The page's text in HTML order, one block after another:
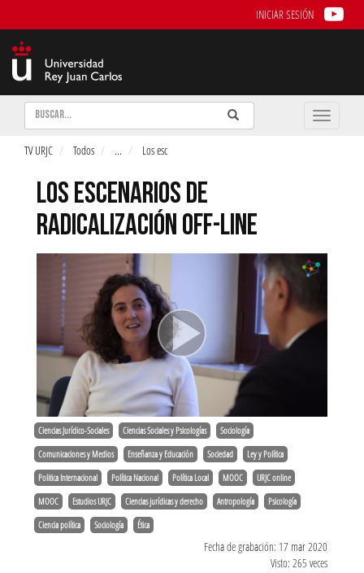
INICIAR SESIÓN
Buscar Enviar
Buscar
Toggle
TV URJC Todos ... Los esc
LOS ESCENARIOS DE
RADICALIZACIÓN OFF-LINE
Ciencias Jurídico-Sociales Ciencias Sociales y Psicologías Sociología
Comunicaciones y Medios Enseñanza y Educación Sociedad Ley y Política
Politica Internacional Política Nacional Política Local MOOC URJC online
MOOC Estudios URJC Ciencias jurídicas y derecho Antropología Psicología
Ciencia política Sociología Ética
Fecha de grabación: 17 mar 2020
Visto: 265 veces